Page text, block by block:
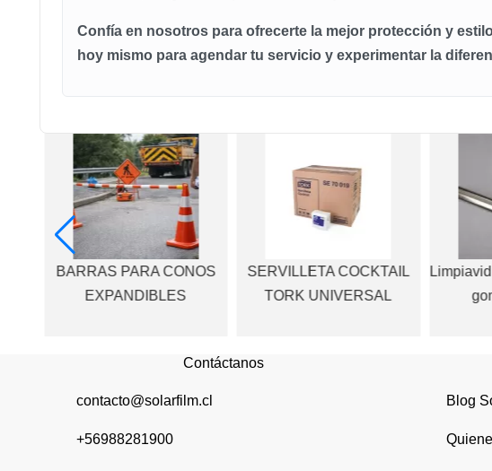
Confía en nosotros para ofrecerte la mejor protección y
hoy mismo para agendar tu servicio y experimentar la
BARRAS PARA CONOS
EXPANDIBLES
SERVILLETA COCKTAIL
TORK UNIVERSAL
Contáctanos
contacto@solarfilm.cl
+56988281900
Blog